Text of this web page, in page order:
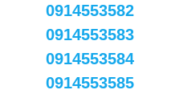
0914553582
0914553583
0914553584
0914553585